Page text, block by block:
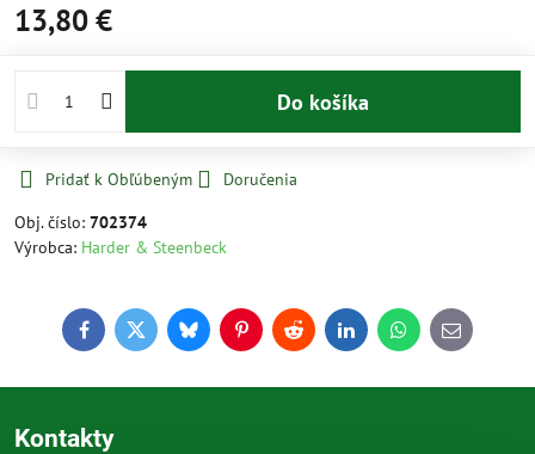
13,80 €
Do košíka
Pridať k Obľúbeným
Doručenia
Obj. číslo: 702374
Výrobca: Harder & Steenbeck
FacebookTwitterBlueskyPinterestReddit LinkedInWhatsApp
E-
mail
Kontakty